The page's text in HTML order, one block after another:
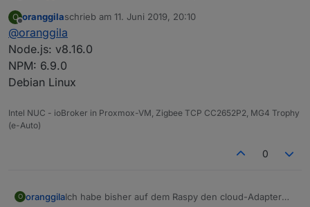
und alle Adapter laufen, nur der cloud-Adapter bleibt
gelb. Hier im Forum habe ich erfahren, das jetzt der
iot-Adapter genutzt werden soll. Also cloud-Adapter
gelb. Hier das log:
Ich habe im iot.0iobroker.procredentials eingetragen
O oranggilaschrieb am 11. Juni 2019, 20:10
zuletzt editiert von
@oranggila
Node.js: v8.16.0
NPM: 6.9.0
Debian Linux
Intel NUC - ioBroker in Proxmox-VM, Zigbee TCP CC2652P2, MG4 Trophy
(e-Auto)
0
O oranggilaIch habe bisher auf dem Raspy den cloud-Adapter